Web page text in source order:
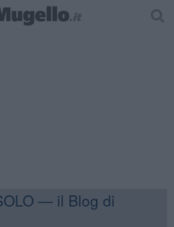
— il Blog di